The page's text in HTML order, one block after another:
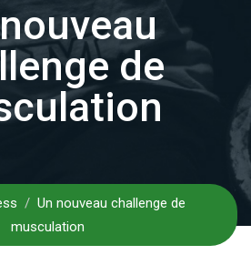
de
Un nouveau challenge de
musculation